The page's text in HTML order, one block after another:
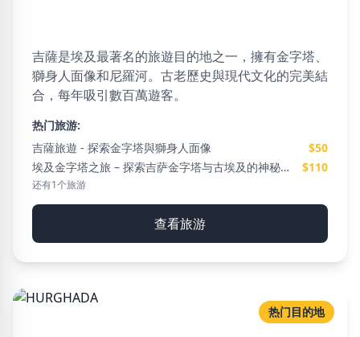
吉薩是埃及最著名的旅遊目的地之一，擁有金字塔、
獅身人面像和尼羅河。古老歷史與現代文化的完美結
合，每年吸引數百萬遊客。
热门旅游:
吉薩旅遊 - 探索金字塔與獅身人面像
$50
埃及金字塔之旅 – 探索吉萨金字塔与古埃及的神秘奇迹
$110
还有1个旅游
查看旅游
热门目的地